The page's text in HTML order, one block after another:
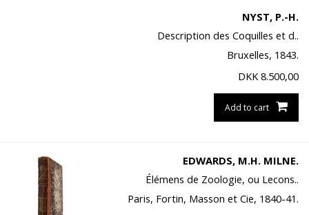
NYST, P.-H.
Description des Coquilles et d..
Bruxelles, 1843.
DKK 8.500,00
Add to cart
EDWARDS, M.H. MILNE.
Élémens de Zoologie, ou Lecons..
Paris, Fortin, Masson et Cie, 1840-41.